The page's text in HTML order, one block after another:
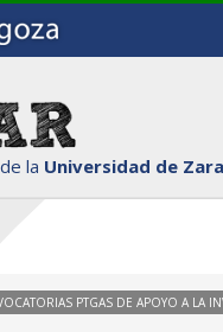
la Universidad de
PTGAS DE APOYO A LA